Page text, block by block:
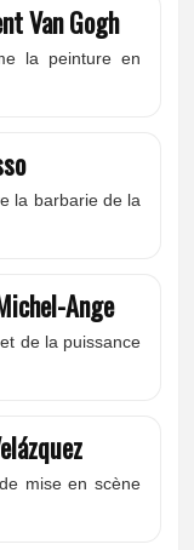
Van Gogh
la peinture en
la barbarie de la
Ange
de la puissance
mise en scène